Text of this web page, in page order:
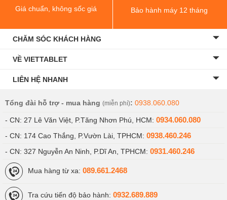
Giá chuẩn, không sốc giá Bảo hành máy 12 tháng
CHĂM SÓC KHÁCH HÀNG
VỀ VIETTABLET
LIÊN HỆ NHANH
Tổng đài hỗ trợ - mua hàng (miễn phí): 0938.060.080
- CN: 27 Lê Văn Việt, P.Tăng Nhơn Phú, HCM: 0934.060.080
- CN: 174 Cao Thắng, P.Vườn Lài, TPHCM: 0938.460.246
- CN: 327 Nguyễn An Ninh, P.Dĩ An, TPHCM: 0931.460.246
Mua hàng từ xa: 089.661.2468
Tra cứu tiến độ bảo hành: 0932.689.889